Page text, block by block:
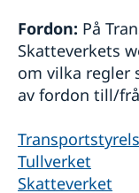
Fordon: På
Skatteverkets
om vilka regler
av fordon till/
Tullverket
Skatteverket